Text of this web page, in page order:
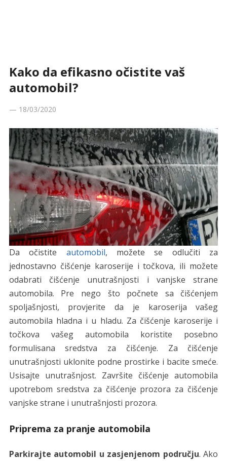
Kako da efikasno očistite vaš
automobil?
— 18/03/2020
Da očistite automobil, možete se odlučiti za
jednostavno čišćenje karoserije i točkova, ili možete
odabrati čišćenje unutrašnjosti i vanjske strane
automobila. Pre nego što počnete sa čišćenjem
spoljašnjosti, provjerite da je karoserija vašeg
automobila hladna i u hladu. Za čišćenje karoserije i
točkova vašeg automobila koristite posebno
formulisana sredstva za čišćenje. Za čišćenje
unutrašnjosti uklonite podne prostirke i bacite smeće.
Usisajte unutrašnjost. Završite čišćenje automobila
upotrebom sredstva za čišćenje prozora za čišćenje
vanjske strane i unutrašnjosti prozora.
Priprema za pranje automobila
Parkirajte automobil u zasjenjenom području. Ako